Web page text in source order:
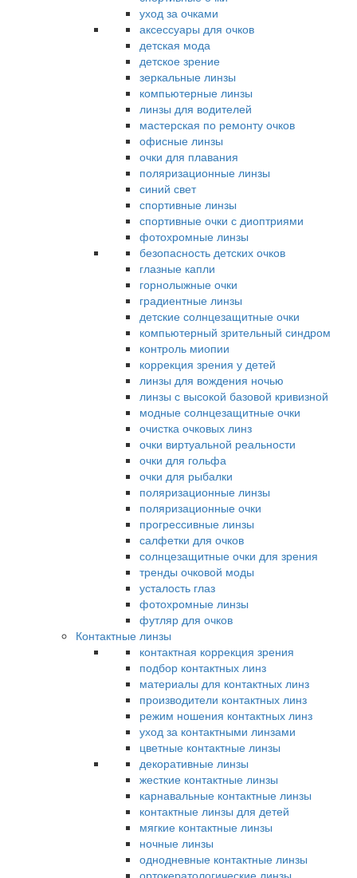
уход за очками
аксессуары для очков
детская мода
детское зрение
зеркальные линзы
компьютерные линзы
линзы для водителей
мастерская по ремонту очков
офисные линзы
очки для плавания
поляризационные линзы
синий свет
спортивные линзы
спортивные очки с диоптриями
фотохромные линзы
безопасность детских очков
глазные капли
горнолыжные очки
градиентные линзы
детские солнцезащитные очки
компьютерный зрительный синдром
контроль миопии
коррекция зрения у детей
линзы для вождения ночью
линзы с высокой базовой кривизной
модные солнцезащитные очки
очистка очковых линз
очки виртуальной реальности
очки для гольфа
очки для рыбалки
поляризационные линзы
поляризационные очки
прогрессивные линзы
салфетки для очков
солнцезащитные очки для зрения
тренды очковой моды
усталость глаз
фотохромные линзы
футляр для очков
Контактные линзы
контактная коррекция зрения
подбор контактных линз
материалы для контактных линз
производители контактных линз
режим ношения контактных линз
уход за контактными линзами
цветные контактные линзы
декоративные линзы
жесткие контактные линзы
карнавальные контактные линзы
контактные линзы для детей
мягкие контактные линзы
ночные линзы
однодневные контактные линзы